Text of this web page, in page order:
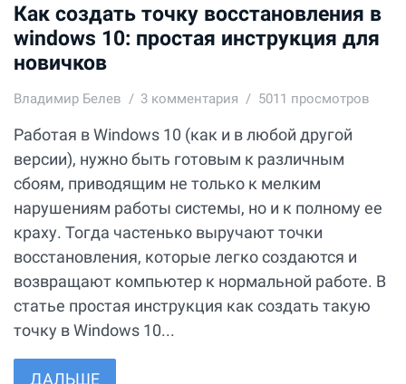
Как создать точку восстановления в
windows 10: простая инструкция для
новичков
Владимир Белев 3 комментария 5011 просмотров
Работая в Windows 10 (как и в любой другой
версии), нужно быть готовым к различным
сбоям, приводящим не только к мелким
нарушениям работы системы, но и к полному ее
краху. Тогда частенько выручают точки
восстановления, которые легко создаются и
возвращают компьютер к нормальной работе. В
статье простая инструкция как создать такую
точку в Windows 10...
ДАЛЬШЕ